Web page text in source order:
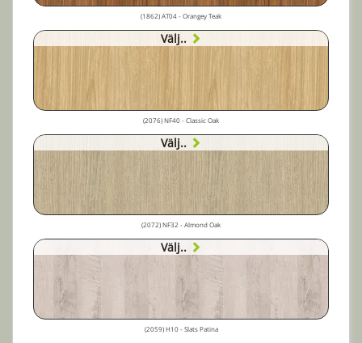
(1862) AT04 - Orangey Teak
Välj..
(2076) NF40 - Classic Oak
Välj..
(2072) NF32 - Almond Oak
Välj..
(2059) H10 - Slats Patina